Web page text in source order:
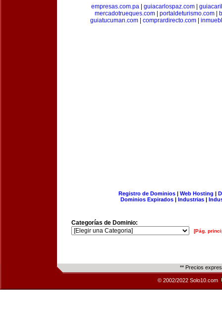
empresas.com.pa| guiacarlospaz.com|
mercadotrueques.com| portaldeturismo.com|
guiatucuman.com
comprardirecto.com
Registro de Dominios| Web Hosting |
Dominios Expirados | Industrias |
Categorías de Dominio:
[Pág.
** Precios
© 2002/2022 Solo10.com